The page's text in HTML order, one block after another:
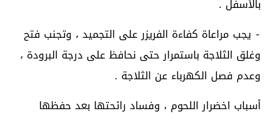
بالأسفل .
⁃ يجب مراعاة كفاءة الفريزر على التجميد ، وتجنب فتح
وغلق الثلاجة باستمرار حتى نحافظ على درجة البرودة ،
وعدم فصل الكهرباء عن الثلاجة .
أسباب اخضرار اللحوم ، وفساد رائحتها بعد حفظها